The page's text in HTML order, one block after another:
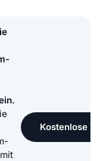
Kostenlose